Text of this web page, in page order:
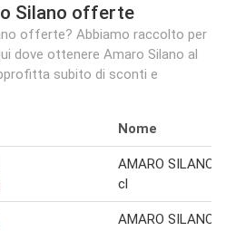
Silano offerte
offerte? Abbiamo raccolto per
dove ottenere Amaro Silano al
subito di sconti e
Nome
AMARO SILANO
cl
AMARO SILANO